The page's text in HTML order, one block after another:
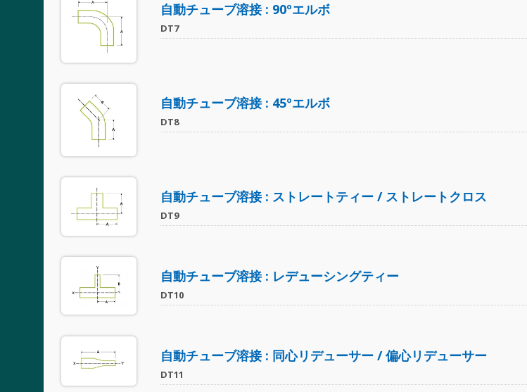
自動チューブ溶接 : 90ºエルボ
DT7
自動チューブ溶接 : 45ºエルボ
DT8
自動チューブ溶接 : ストレートティー / ストレートクロス
DT9
自動チューブ溶接 : レデューシングティー
DT10
自動チューブ溶接 : 同心リデューサー / 偏心リデューサー
DT11